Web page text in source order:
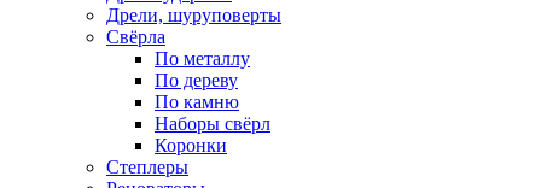
Дрели, шуруповерты
Свёрла
По металлу
По дереву
По камню
Наборы свёрл
Коронки
Степлеры